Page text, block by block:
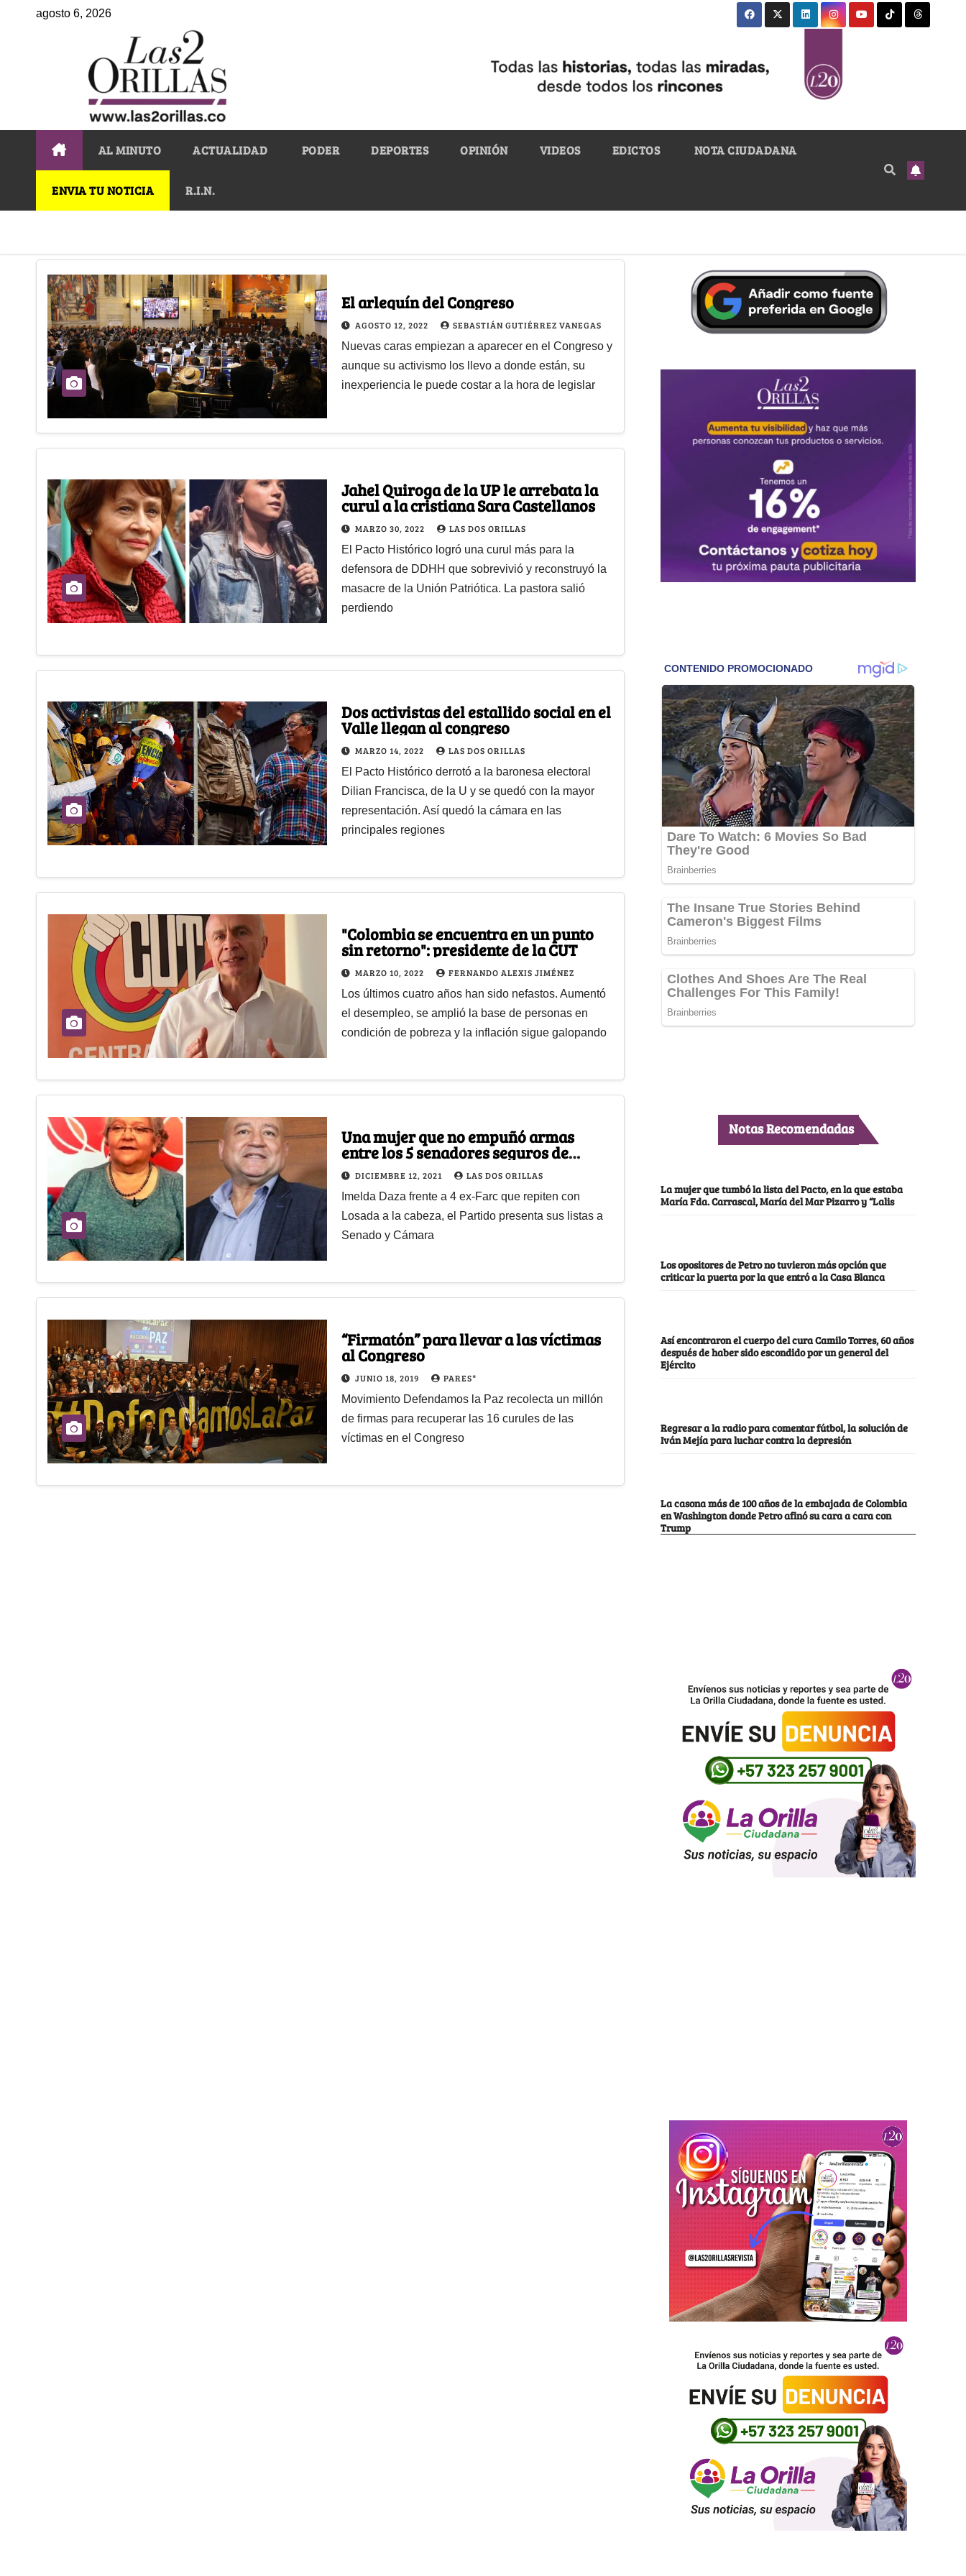
agosto 6, 2026
AL MINUTO ACTUALIDAD PODER DEPORTES OPINIÓN VIDEOS EDICTOS NOTA CIUDADANA
ENVIA TU NOTICIA R.I.N.
El arlequín del Congreso
AGOSTO 12, 2022 SEBASTIÁN GUTIÉRREZ VANEGAS
Nuevas caras empiezan a aparecer en el Congreso y
aunque su activismo los llevo a donde están, su
inexperiencia le puede costar a la hora de legislar
Jahel Quiroga de la UP le arrebata la
curul a la cristiana Sara Castellanos
MARZO 30, 2022 LAS DOS ORILLAS
El Pacto Histórico logró una curul más para la
defensora de DDHH que sobrevivió y reconstruyó la
masacre de la Unión Patriótica. La pastora salió
perdiendo
Dos activistas del estallido social en el
Valle llegan al congreso
MARZO 14, 2022 LAS DOS ORILLAS
El Pacto Histórico derrotó a la baronesa electoral
Dilian Francisca, de la U y se quedó con la mayor
representación. Así quedó la cámara en las
principales regiones
"Colombia se encuentra en un punto
sin retorno": presidente de la CUT
MARZO 10, 2022 FERNANDO ALEXIS JIMÉNEZ
Los últimos cuatro años han sido nefastos. Aumentó
el desempleo, se amplió la base de personas en
condición de pobreza y la inflación sigue galopando
Una mujer que no empuñó armas
entre los 5 senadores seguros de
Comunes
DICIEMBRE 12, 2021 LAS DOS ORILLAS
Imelda Daza frente a 4 ex-Farc que repiten con
Losada a la cabeza, el Partido presenta sus listas a
Senado y Cámara
“Firmatón” para llevar a las víctimas
al Congreso
JUNIO 18, 2019 PARES*
Movimiento Defendamos la Paz recolecta un millón
de firmas para recuperar las 16 curules de las
víctimas en el Congreso
Notas Recomendadas
La mujer que tumbó la lista del Pacto, en la que estaba
María Fda. Carrascal, María del Mar Pizarro y “Lalis
Los opositores de Petro no tuvieron más opción que
criticar la puerta por la que entró a la Casa Blanca
Así encontraron el cuerpo del cura Camilo Torres, 60 años
después de haber sido escondido por un general del
Ejército
Regresar a la radio para comentar fútbol, la solución de
Iván Mejía para luchar contra la depresión
La casona más de 100 años de la embajada de Colombia
en Washington donde Petro afinó su cara a cara con
Trump